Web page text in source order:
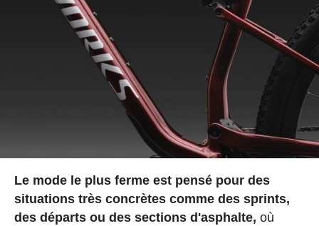
Le mode le plus ferme est pensé pour des
situations très concrètes comme des sprints,
des départs ou des sections d'asphalte, où